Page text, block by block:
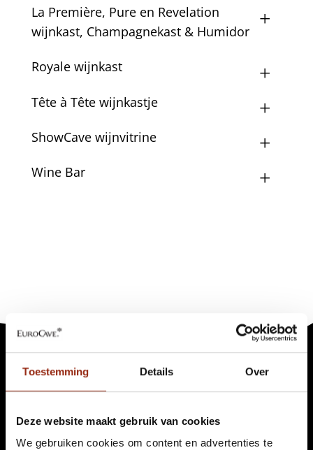
Toestemming Details Over
Deze website maakt gebruik van cookies
We gebruiken cookies om content en advertenties te
La Première, Pure en Revelation
wijnkast, Champagnekast & Humidor
Royale wijnkast
Tête à Tête wijnkastje
ShowCave wijnvitrine
Wine Bar
Algemene informatie
Over EuroCave
Garantie & kwaliteit